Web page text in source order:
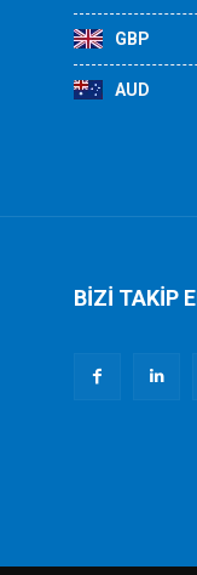
GBP
AUD
BİZİ TAKİP